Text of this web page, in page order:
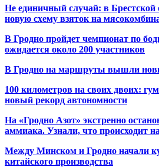
Не единичный случай: в Брестской
новую схему взяток на
В Гродно пройдет чемпионат по
ожидается около 200 участников
В Гродно на маршруты вышли
100 километров на своих двоих:
новый рекорд автономности
На «Гродно Азот» экстренно
аммиака. Узнали, что происходит
Между Минском и Гродно начали
китайского производства